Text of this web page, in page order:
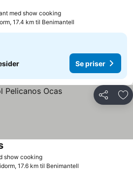
med show cookingSe priser
17.4 km til Benimantell
Se priser
Del
show cookingSe priser
Se priser
17.6 km til Benimantell